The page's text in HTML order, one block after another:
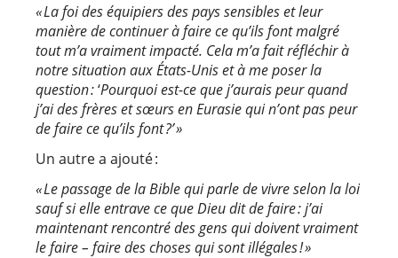
« La foi des équipiers des pays sensibles et leur
manière de continuer à faire ce qu’ils font malgré
tout m’a vraiment impacté. Cela m’a fait réfléchir à
notre situation aux États-Unis et à me poser la
question :‘Pourquoi est-ce que j’aurais peur quand
j’ai des frères et sœurs en Eurasie qui n’ont pas peur
de faire ce qu’ils font ?’ »
Un autre a ajouté :
« Le passage de la Bible qui parle de vivre selon la loi
sauf si elle entrave ce que Dieu dit de faire : j’ai
maintenant rencontré des gens qui doivent vraiment
le faire – faire des choses qui sont illégales ! »